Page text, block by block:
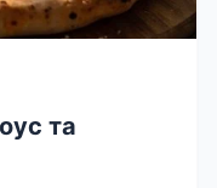
та